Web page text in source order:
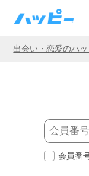
出会い・恋愛のハ
会員番